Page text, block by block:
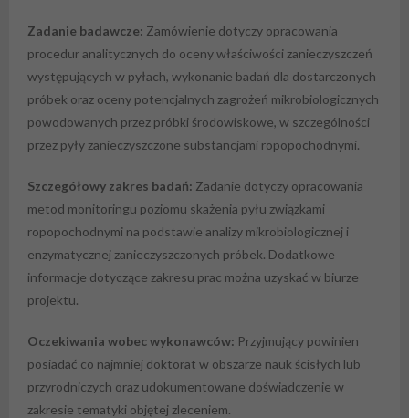
Zadanie badawcze: Zamówienie dotyczy opracowania
procedur analitycznych do oceny właściwości zanieczyszczeń
występujących w pyłach, wykonanie badań dla dostarczonych
próbek oraz oceny potencjalnych zagrożeń mikrobiologicznych
powodowanych przez próbki środowiskowe, w szczególności
przez pyły zanieczyszczone substancjami ropopochodnymi.
Szczegółowy zakres badań: Zadanie dotyczy opracowania
metod monitoringu poziomu skażenia pyłu związkami
ropopochodnymi na podstawie analizy mikrobiologicznej i
enzymatycznej zanieczyszczonych próbek. Dodatkowe
informacje dotyczące zakresu prac można uzyskać w biurze
projektu.
Oczekiwania wobec wykonawców: Przyjmujący powinien
posiadać co najmniej doktorat w obszarze nauk ścisłych lub
przyrodniczych oraz udokumentowane doświadczenie w
zakresie tematyki objętej zleceniem.